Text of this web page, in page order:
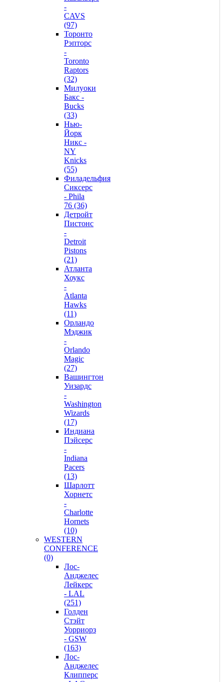
-
CAVS
(97)
Торонто
Рэпторс
-
Toronto
Raptors
(32)
Милуоки
Бакс -
Bucks
(33)
Нью-
Йорк
Никс -
NY
Knicks
(55)
Филадельфия
Сиксерс
- Phila
76 (36)
Детройт
Пистонс
-
Detroit
Pistons
(21)
Атланта
Хоукс
-
Atlanta
Hawks
(11)
Орландо
Мэджик
-
Orlando
Magic
(27)
Вашингтон
Уизардс
-
Washington
Wizards
(17)
Индиана
Пэйсерс
-
Indiana
Pacers
(13)
Шарлотт
Хорнетс
-
Charlotte
Hornets
(10)
WESTERN
CONFERENCE
(0)
Лос-
Анджелес
Лейкерс
- LAL
(251)
Голден
Стэйт
Уорриорз
- GSW
(163)
Лос-
Анджелес
Клипперс